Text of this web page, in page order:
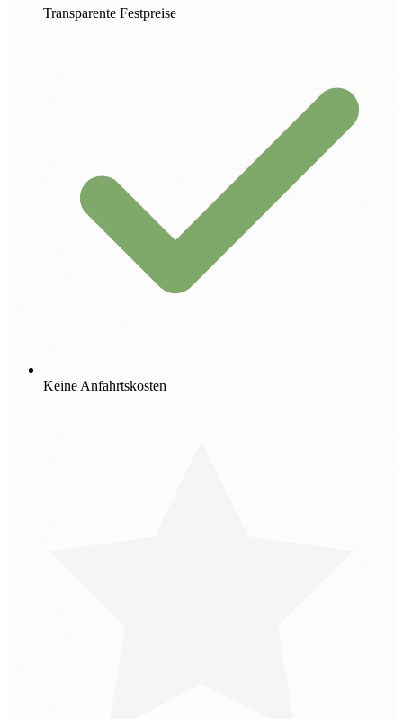
Transparente Festpreise
Keine Anfahrtskosten